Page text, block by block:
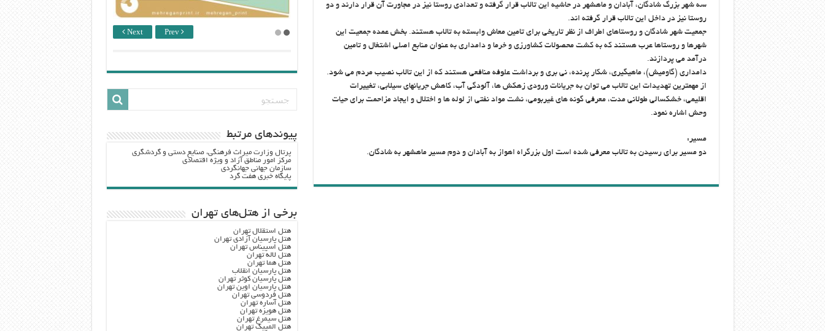
سه شهر بزرگ شادگان، آبادان و ماهشهر در حاشیه این تالاب قرار گرفته و تعدادی روستا نیز در مجاورت آن قرار دارند و دو
روستا نیز در داخل این تالاب قرار گرفته اند.
جمعیت شهر شادگان و روستاهای اطراف از نظر تاریخی برای تامین معاش وابسته به تالاب هستند. بخش عمده جمعیت این
شهرها و روستاها عرب هستند که به کشت محصولات کشاورزی و خرما و دامداری به عنوان منابع اصلی اشتغال و تامین
درآمد می پردازند.
دامداری (گاومیش)، ماهیگیری، شکار پرنده، نی بری و برداشت علوفه منافعی هستند که از این تالاب نصیب مردم می شود.
از مهمترین تهدیدات این تالاب می توان به جریانات ورودی زهکش ها، آلودگی آب، کاهش جریانهای سیلابی، تغییرات
اقلیمی، خشکسالی طولانی مدت، معرفی گونه های غیربومی، نشت مواد نفتی از لوله­ ها و اختلال و ایجاد مزاحمت برای حیات
وحش اشاره نمود.
مسیر:
دو مسیر برای رسیدن به تالاب معرفی شده است اول بزرگراه اهواز به آبادان و دوم مسیر ماهشهر به شادگان.
Next Prev
پيوندهاي مرتبط
پرتال وزارت ميراث فرهنگي، صنایع دستی و گردشگري
مرکز امور مناطق آزاد و ویژه اقتصادی
سازمان جهانی جهانگردی
پایگاه خبری هفت گرد
برخی از هتل‌های تهران
هتل استقلال تهران
هتل پارسیان آزادی تهران
هتل اسپیناس تهران
هتل لاله تهران
هتل هما تهران
هتل پارسیان انقلاب
هتل پارسیان کوثر تهران
هتل پارسیان اوین تهران
هتل فردوسی تهران
هتل آساره تهران
هتل هویزه تهران
هتل سیمرغ تهران
هتل المپیک تهران